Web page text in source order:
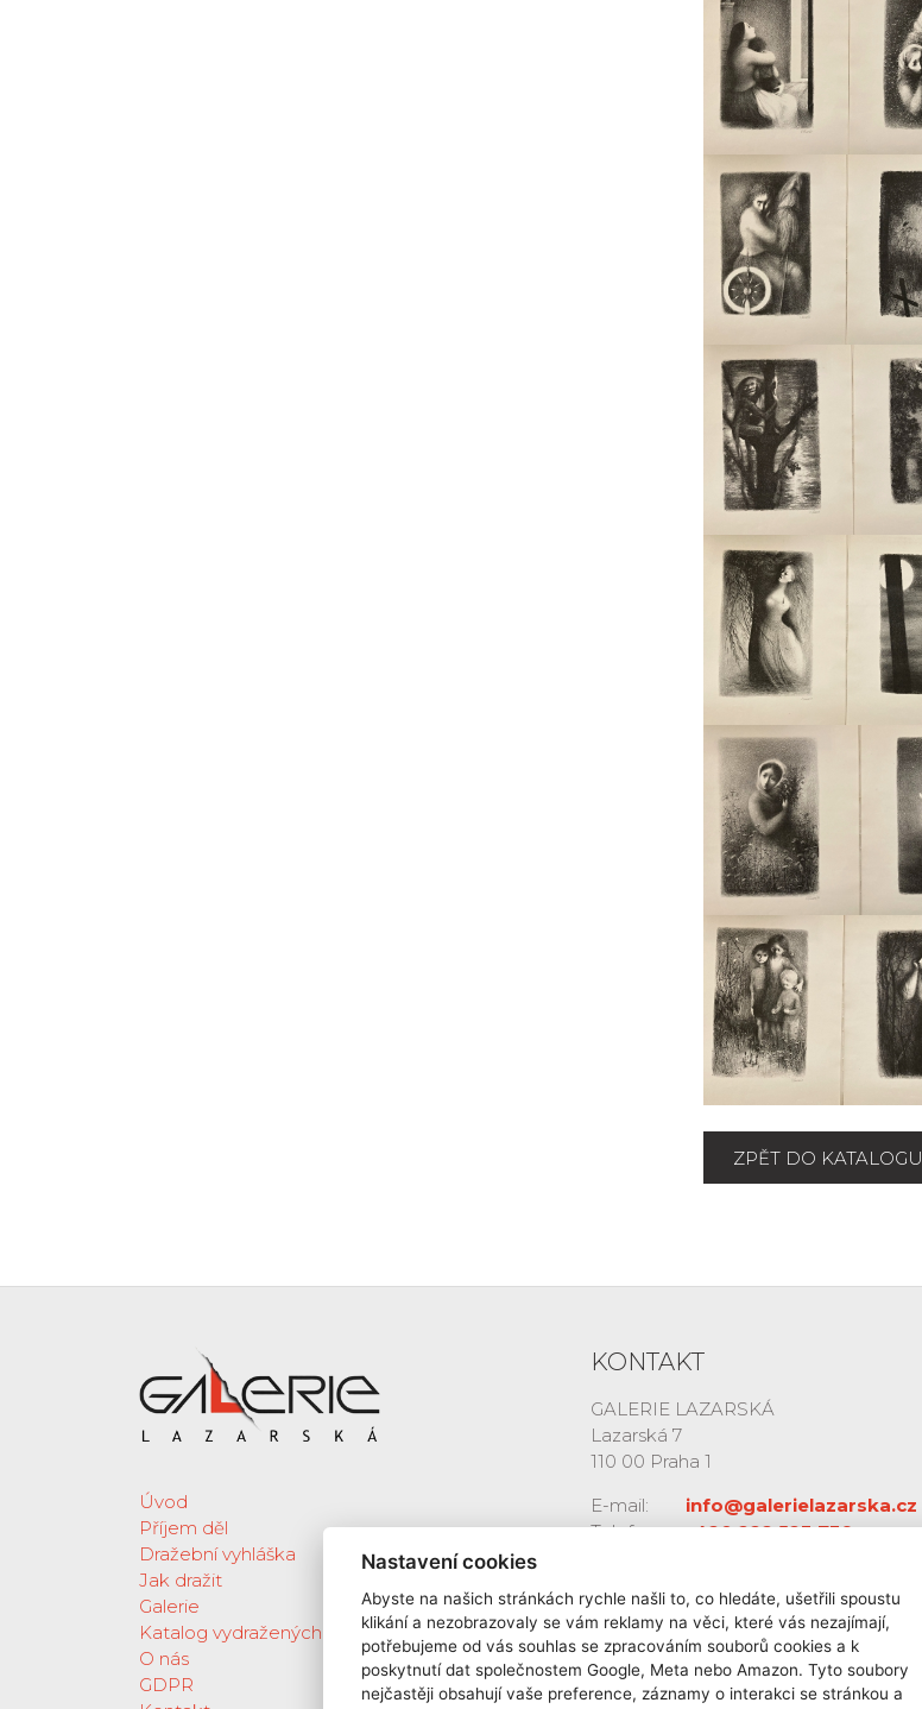
ZPĚT DO KATALOGU
Úvod
Příjem děl
Dražební vyhláška
Jak dražit
Galerie
Katalog vydražených děl
O nás
GDPR
KONTAKT
GALERIE LAZARSKÁ
Lazarská 7
110 00 Praha 1
E-mail:
info@galerielazarska.cz
Telefon:
+420 222 523 739
Nastavení cookies
Abyste na našich stránkách rychle našli to, co hledáte, ušetřili spoustu
klikání a nezobrazovaly se vám reklamy na věci, které vás nezajímají,
potřebujeme od vás souhlas se zpracováním souborů cookies a k
poskytnutí dat společnostem Google, Meta nebo Amazon. Tyto soubory
nejčastěji obsahují vaše preference, záznamy o interakci se stránkou a